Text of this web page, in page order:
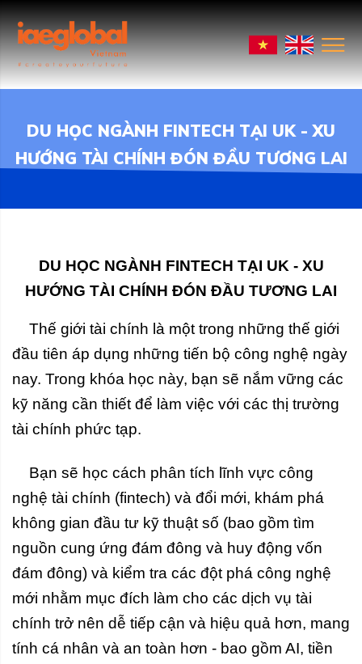
DU HỌC NGÀNH FINTECH TẠI UK - XU
HƯỚNG TÀI CHÍNH ĐÓN ĐẦU TƯƠNG LAI
DU HỌC NGÀNH FINTECH TẠI UK - XU
HƯỚNG TÀI CHÍNH ĐÓN ĐẦU TƯƠNG LAI
Thế giới tài chính là một trong những thế giới
đầu tiên áp dụng những tiến bộ công nghệ ngày
nay. Trong khóa học này, bạn sẽ nắm vững các
kỹ năng cần thiết để làm việc với các thị trường
tài chính phức tạp.
Bạn sẽ học cách phân tích lĩnh vực công
nghệ tài chính (fintech) và đổi mới, khám phá
không gian đầu tư kỹ thuật số (bao gồm tìm
nguồn cung ứng đám đông và huy động vốn
đám đông) và kiểm tra các đột phá công nghệ
mới nhằm mục đích làm cho các dịch vụ tài
chính trở nên dễ tiếp cận và hiệu quả hơn, mang
tính cá nhân và an toàn hơn - bao gồm AI, tiền